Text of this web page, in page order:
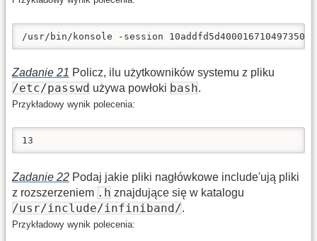
/usr/bin/konsole -session
Zadanie 21 Policz, ilu użytkowników systemu z pliku
/etc/passwd używa powłoki bash.
Przykładowy wynik polecenia:
13
Zadanie 22 Podaj jakie pliki nagłówkowe include'ują pliki
z rozszerzeniem .h znajdujące się w katalogu
/usr/include/infiniband/.
Przykładowy wynik polecenia: